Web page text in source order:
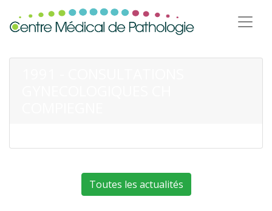
Toutes les actualités